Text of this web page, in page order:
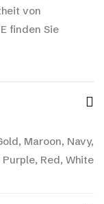
von
finden Sie
Maroon, Navy,
Purple, Red, White